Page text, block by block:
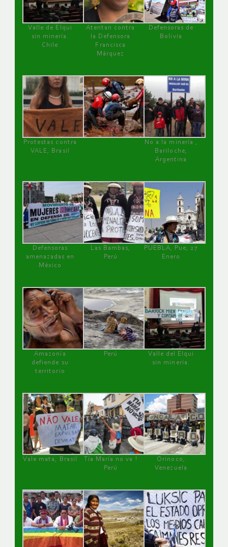
Valle de Elqui
sin minería.
Chile
Atentan contra
la Defensora
Francisca
Márquez
Defensoras de
Bolivia
Protestas contra
VALE, Brasil
No a la minería ,
Bariloche,
Argentina
Defensoras
amenazadas en
México
Las Bambas,
Perú
PUEBLA, Pue, 27
Enero
Amazonía
defiende su
territorio
Perú
Valle del Elqui
sin minería.
Vale mata, Brasil
Tía María no va !
Perú
Orinoco,
Venezuela